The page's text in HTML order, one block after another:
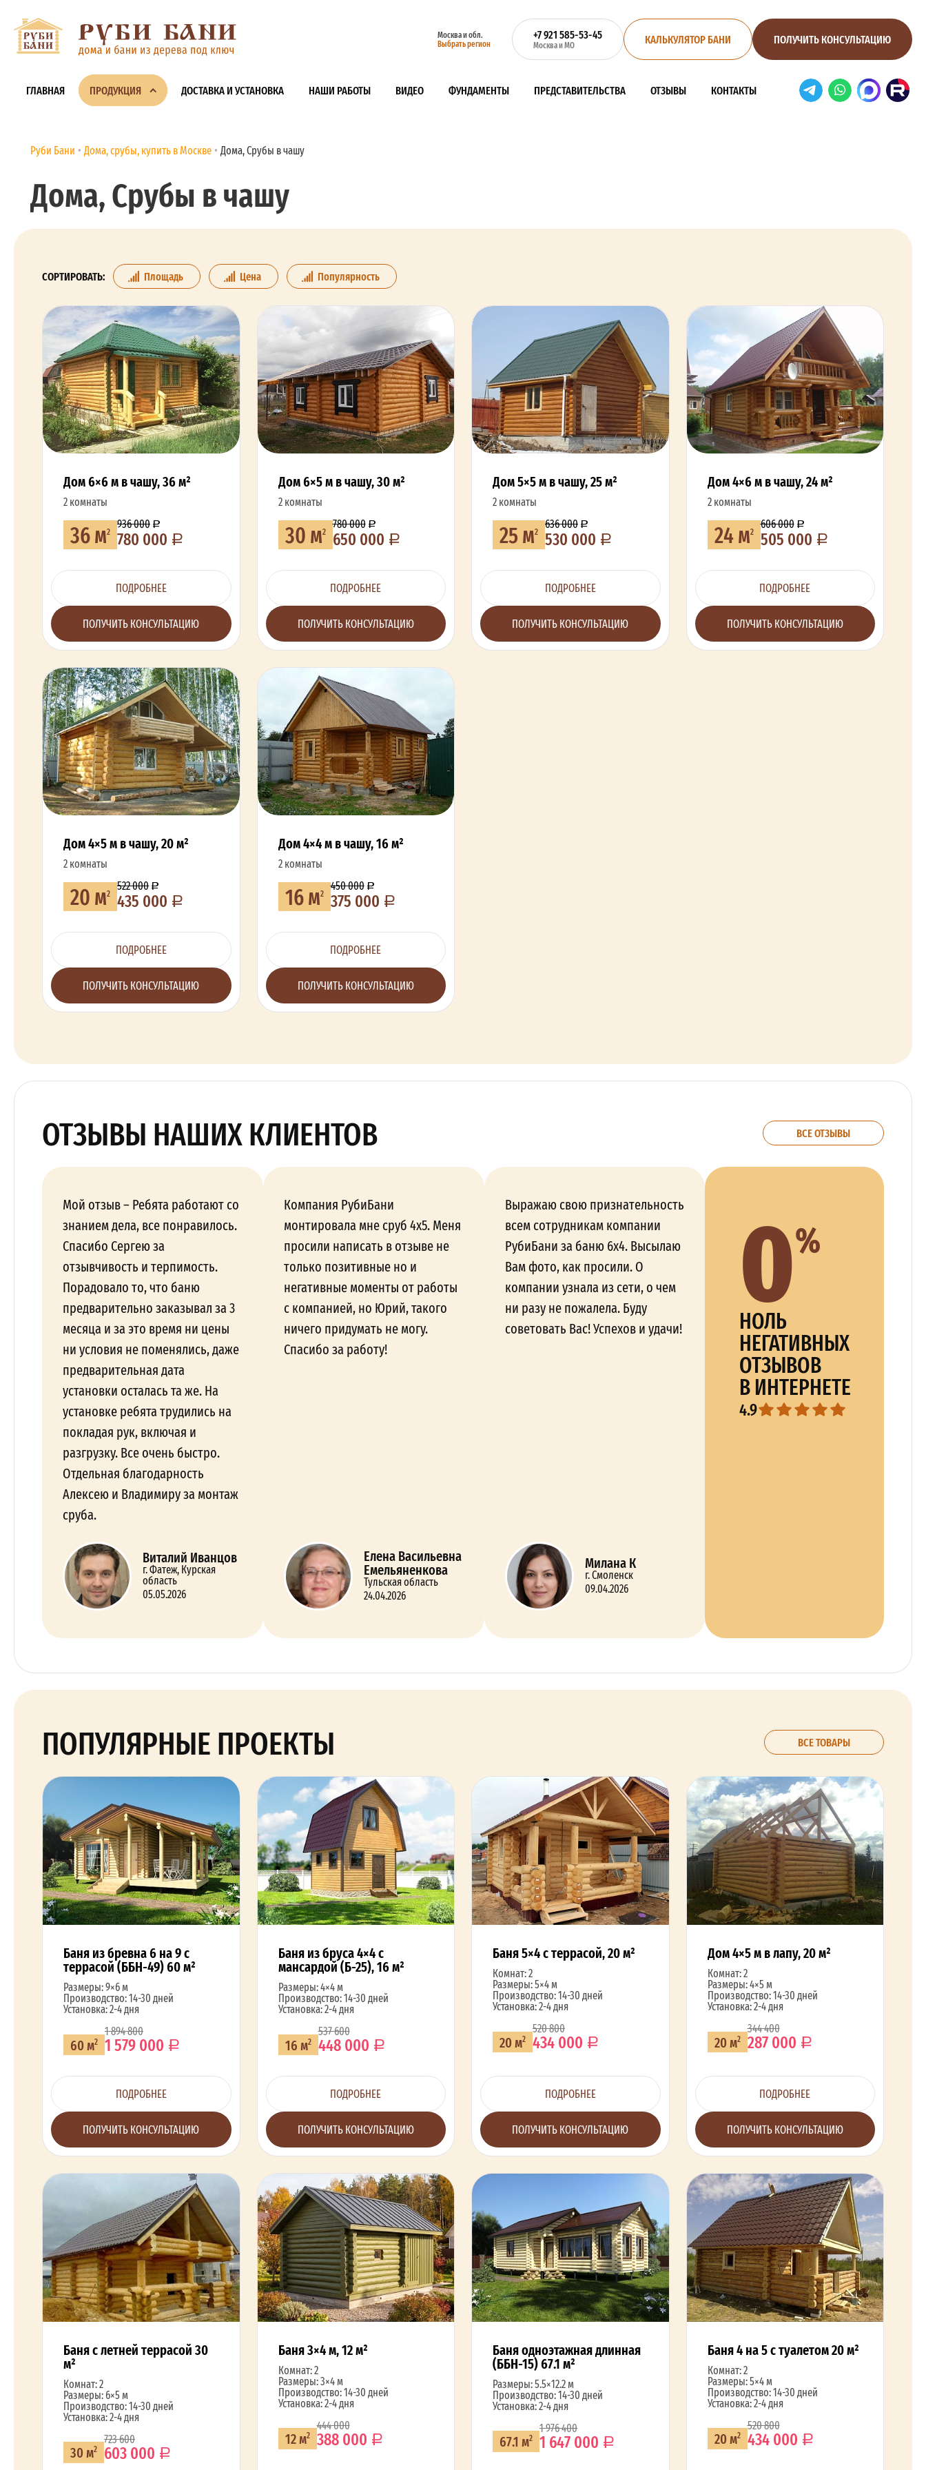
Москва и обл.
Выбрать регион
+7 921 585-53-45
Москва и МО КАЛЬКУЛЯТОР БАНИ ПОЛУЧИТЬ КОНСУЛЬТАЦИЮ
ГЛАВНАЯ ПРОДУКЦИЯ ДОСТАВКА И УСТАНОВКА НАШИ РАБОТЫ ВИДЕО ФУНДАМЕНТЫ ПРЕДСТАВИТЕЛЬСТВА ОТЗЫВЫ КОНТАКТЫ
Руби Бани Дома, срубы, купить в Москве Дома, Срубы в чашу
Дома, Срубы в чашу
СОРТИРОВАТЬ: Площадь Цена Популярность
Дом 6×6 м в чашу, 36 м²
2 комнаты
36 м2 936 000
780 000
ПОДРОБНЕЕ
ПОЛУЧИТЬ КОНСУЛЬТАЦИЮ
Дом 6×5 м в чашу, 30 м²
2 комнаты
30 м2 780 000
650 000
ПОДРОБНЕЕ
ПОЛУЧИТЬ КОНСУЛЬТАЦИЮ
Дом 5×5 м в чашу, 25 м²
2 комнаты
25 м2 636 000
530 000
ПОДРОБНЕЕ
ПОЛУЧИТЬ КОНСУЛЬТАЦИЮ
Дом 4×6 м в чашу, 24 м²
2 комнаты
24 м2 606 000
505 000
ПОДРОБНЕЕ
ПОЛУЧИТЬ КОНСУЛЬТАЦИЮ
Дом 4×5 м в чашу, 20 м²
2 комнаты
20 м2 522 000
435 000
ПОДРОБНЕЕ
ПОЛУЧИТЬ КОНСУЛЬТАЦИЮ
Дом 4×4 м в чашу, 16 м²
2 комнаты
16 м2 450 000
375 000
ПОДРОБНЕЕ
ПОЛУЧИТЬ КОНСУЛЬТАЦИЮ
ОТЗЫВЫ НАШИХ КЛИЕНТОВ ВСЕ ОТЗЫВЫ
Мой отзыв – Ребята работают со
знанием дела, все понравилось.
Спасибо Сергею за
отзывчивость и терпимость.
Порадовало то, что баню
предварительно заказывал за 3
месяца и за это время ни цены
ни условия не поменялись, даже
предварительная дата
установки осталась та же. На
установке ребята трудились на
покладая рук, включая и
разгрузку. Все очень быстро.
Отдельная благодарность
Алексею и Владимиру за монтаж
сруба.
Виталий Иванцов
г. Фатеж, Курская
область
05.05.2026
Компания РубиБани
монтировала мне сруб 4х5. Меня
просили написать в отзыве не
только позитивные но и
негативные моменты от работы
с компанией, но Юрий, такого
ничего придумать не могу.
Спасибо за работу!
Елена Васильевна
Емельяненкова
Тульская область
24.04.2026
Выражаю свою признательность
всем сотрудникам компании
РубиБани за баню 6х4. Высылаю
Вам фото, как просили. О
компании узнала из сети, о чем
ни разу не пожалела. Буду
советовать Вас! Успехов и удачи!
Милана К
г. Смоленск
09.04.2026
0%
НОЛЬ
НЕГАТИВНЫХ
ОТЗЫВОВ
В ИНТЕРНЕТЕ
4.9
ПОПУЛЯРНЫЕ ПРОЕКТЫ ВСЕ ТОВАРЫ
Баня из бревна 6 на 9 с
террасой (ББН-49) 60 м²
Размеры: 9×6 м
Производство: 14-30 дней
Установка: 2-4 дня
60 м2
1 894 800
1 579 000
ПОДРОБНЕЕ
ПОЛУЧИТЬ КОНСУЛЬТАЦИЮ
Баня из бруса 4×4 c
мансардой (Б-25), 16 м²
Размеры: 4×4 м
Производство: 14-30 дней
Установка: 2-4 дня
16 м2
537 600
448 000
ПОДРОБНЕЕ
ПОЛУЧИТЬ КОНСУЛЬТАЦИЮ
Баня 5×4 с террасой, 20 м²
Комнат: 2
Размеры: 5×4 м
Производство: 14-30 дней
Установка: 2-4 дня
20 м2
520 800
434 000
ПОДРОБНЕЕ
ПОЛУЧИТЬ КОНСУЛЬТАЦИЮ
Дом 4×5 м в лапу, 20 м²
Комнат: 2
Размеры: 4×5 м
Производство: 14-30 дней
Установка: 2-4 дня
20 м2
344 400
287 000
ПОДРОБНЕЕ
ПОЛУЧИТЬ КОНСУЛЬТАЦИЮ
Баня с летней террасой 30
м²
Комнат: 2
Размеры: 6×5 м
Производство: 14-30 дней
Установка: 2-4 дня
30 м2
723 600
603 000
Баня 3×4 м, 12 м²
Комнат: 2
Размеры: 3×4 м
Производство: 14-30 дней
Установка: 2-4 дня
12 м2
444 000
388 000
Баня одноэтажная длинная
(ББН-15) 67.1 м²
Размеры: 5.5×12.2 м
Производство: 14-30 дней
Установка: 2-4 дня
67.1 м2
1 976 400
1 647 000
Баня 4 на 5 с туалетом 20 м²
Комнат: 2
Размеры: 5×4 м
Производство: 14-30 дней
Установка: 2-4 дня
20 м2
520 800
434 000